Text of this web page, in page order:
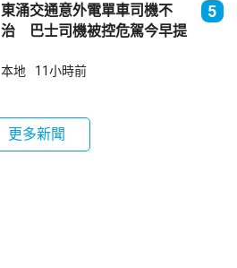
東涌交通意外電單車司機不
治 巴士司機被控危駕今早提
5
本地 11小時前
更多新聞